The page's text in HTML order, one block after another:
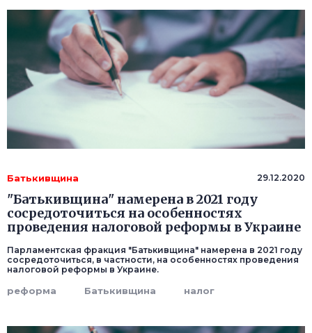
Батькивщина 29.12.2020
"Батькивщина" намерена в 2021 году
сосредоточиться на особенностях
проведения налоговой реформы в Украине
Парламентская фракция "Батькивщина" намерена в 2021 году
сосредоточиться, в частности, на особенностях проведения
налоговой реформы в Украине.
реформа Батькивщина налог